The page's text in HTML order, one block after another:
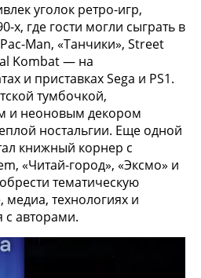
уголок ретро-игр,
х, где гости могли сыграть в
Man, «Танчики», Street
Kombat — на
и приставках Sega и PS1.
тумбочкой,
и неоновым декором
ностальгии. Еще одной
книжный корнер с
«Читай-город», «Эксмо» и
тематическую
медиа, технологиях и
с авторами.